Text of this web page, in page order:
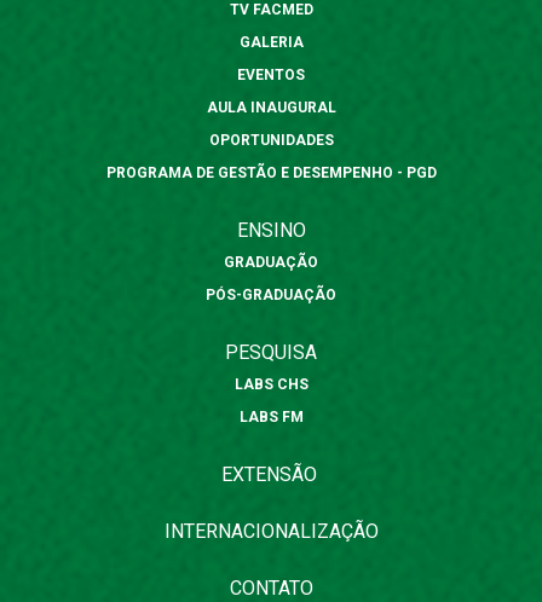
TV FACMED
GALERIA
EVENTOS
AULA INAUGURAL
OPORTUNIDADES
PROGRAMA DE GESTÃO E DESEMPENHO - PGD
ENSINO
GRADUAÇÃO
PÓS-GRADUAÇÃO
PESQUISA
LABS CHS
LABS FM
EXTENSÃO
INTERNACIONALIZAÇÃO
CONTATO